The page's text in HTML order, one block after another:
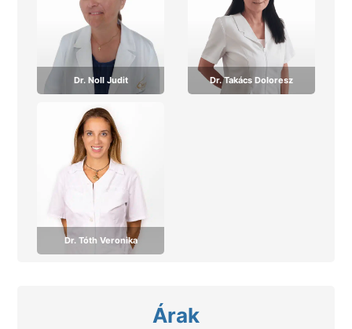
Dr. Noll Judit Dr. Takács Doloresz
Dr. Tóth Veronika
Bemutatkozás
Árak